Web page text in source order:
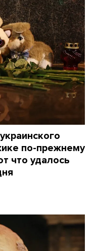
по-прежнему
что удалось